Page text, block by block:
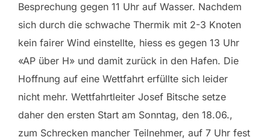
Besprechung gegen 11 Uhr auf Wasser. Nachdem
sich durch die schwache Thermik mit 2-3 Knoten
kein fairer Wind einstellte, hiess es gegen 13 Uhr
«AP über H» und damit zurück in den Hafen. Die
Hoffnung auf eine Wettfahrt erfüllte sich leider
nicht mehr. Wettfahrtleiter Josef Bitsche setze
daher den ersten Start am Sonntag, den 18.06.,
zum Schrecken mancher Teilnehmer, auf 7 Uhr fest